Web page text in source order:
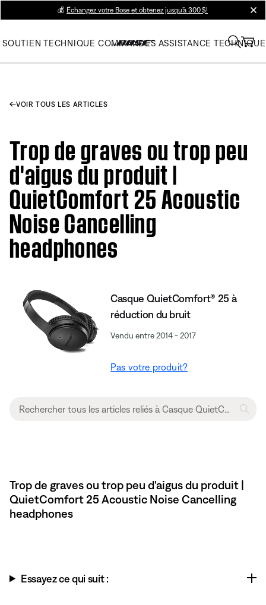
💰 Échangez votre Bose et obtenez jusqu’à 300 $!
SOUTIEN TECHNIQUE COMMANDES ASSISTANCE TECHNIQUE
VOIR TOUS LES ARTICLES
Trop de graves ou trop peu
d'aigus du produit |
QuietComfort 25 Acoustic
Noise Cancelling
headphones
Casque QuietComfort® 25 à
réduction du bruit
Vendu entre 2014 - 2017
Pas votre produit?
Trop de graves ou trop peu d'aigus du produit |
QuietComfort 25 Acoustic Noise Cancelling
headphones
Essayez ce qui suit :